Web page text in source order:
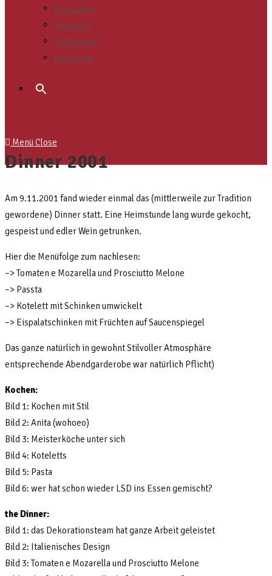
Scout-Shop
Impressum
Datenschutz
Team Login
for:
MenüClose
Dinner 2001
Am 9.11.2001 fand wieder einmal das (mittlerweile zur Tradition
gewordene) Dinner statt. Eine Heimstunde lang wurde gekocht,
gespeist und edler Wein getrunken.
Hier die Menüfolge zum nachlesen:
–> Tomaten e Mozarella und Prosciutto Melone
–> Passta
–> Kotelett mit Schinken umwickelt
–> Eispalatschinken mit Früchten auf Saucenspiegel
Das ganze natürlich in gewohnt Stilvoller Atmosphäre
entsprechende Abendgarderobe war natürlich Pflicht)
Kochen:
Bild 1: Kochen mit Stil
Bild 2: Anita (wohoeo)
Bild 3: Meisterköche unter sich
Bild 4: Koteletts
Bild 5: Pasta
Bild 6: wer hat schon wieder LSD ins Essen gemischt?
the Dinner:
Bild 1: das Dekorationsteam hat ganze Arbeit geleistet
Bild 2: Italienisches Design
Bild 3: Tomaten e Mozarella und Prosciutto Melone